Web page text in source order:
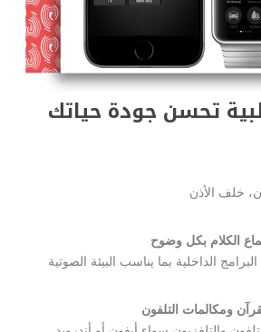
تحسن جودة حياتك
خلف الأذن
الكلام بكل وضوح
الداخلية بما يناسب البيئة الصوتية
ومكالمات التلفون